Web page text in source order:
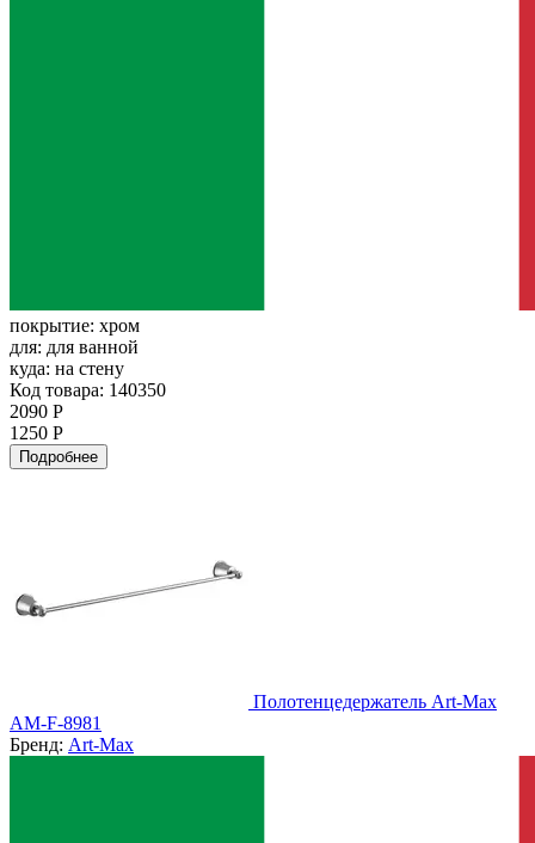
покрытие: хром
для: для ванной
куда: на стену
Код товара: 140350
2090 Р
1250 Р
Подробнее
Полотенцедержатель Art-Max
AM-F-8981
Бренд: Art-Max